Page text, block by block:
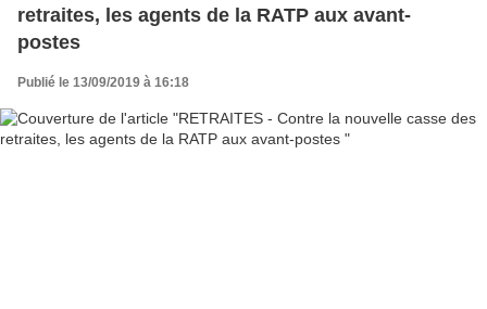
retraites, les agents de la RATP aux avant-
postes
Publié le 13/09/2019 à 16:18